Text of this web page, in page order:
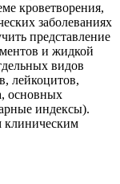
кроветворения,
заболеваниях
представление
и жидкой
видов
лейкоцитов,
основных
индексы).
клиническим